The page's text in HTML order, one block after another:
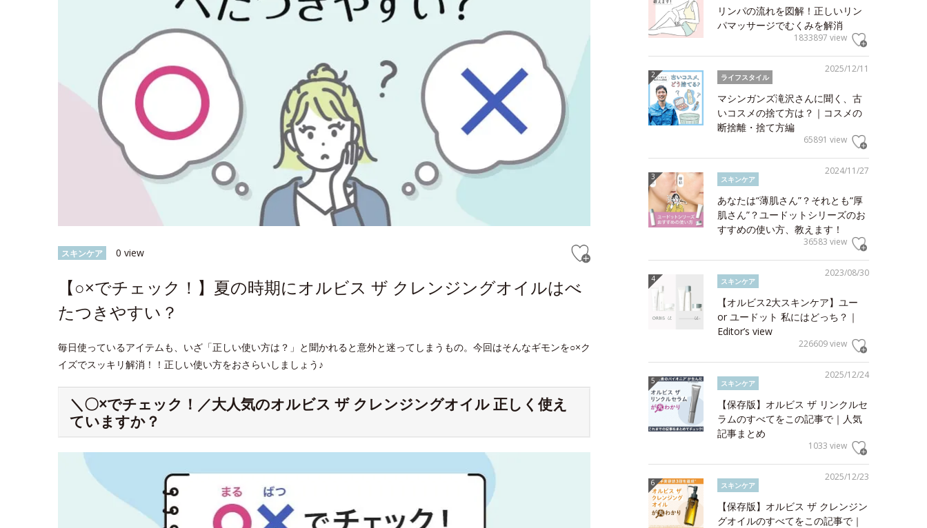
スキンケア 0 view
【○×でチェック！】夏の時期にオルビス ザ クレンジングオイルはべ
たつきやすい？
毎日使っているアイテムも、いざ「正しい使い方は？」と聞かれると意外と迷ってしまうもの。今回はそんなギモンを○×ク
イズでスッキリ解消！！正しい使い方をおさらいしましょう♪
＼〇×でチェック！／大人気のオルビス ザ クレンジングオイル 正しく使え
ていますか？
リンパの流れを図解！正しいリン
パマッサージでむくみを解消
1833897 view
2025/12/11
ライフスタイル
マシンガンズ滝沢さんに聞く、古
いコスメの捨て方は？｜コスメの
断捨離・捨て方編
65891 view
2024/11/27
スキンケア
あなたは“薄肌さん”？それとも“厚
肌さん”？ユードットシリーズのお
すすめの使い方、教えます！
36583 view
2023/08/30
スキンケア
【オルビス2大スキンケア】ユー
or ユードット 私にはどっち？｜
Editor’s view
226609 view
2025/12/24
スキンケア
【保存版】オルビス ザ リンクルセ
ラムのすべてをこの記事で｜人気
記事まとめ
1033 view
2025/12/23
スキンケア
【保存版】オルビス ザ クレンジン
グオイルのすべてをこの記事で｜